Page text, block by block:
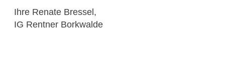
Ihre Renate Bressel,
IG Rentner Borkwalde